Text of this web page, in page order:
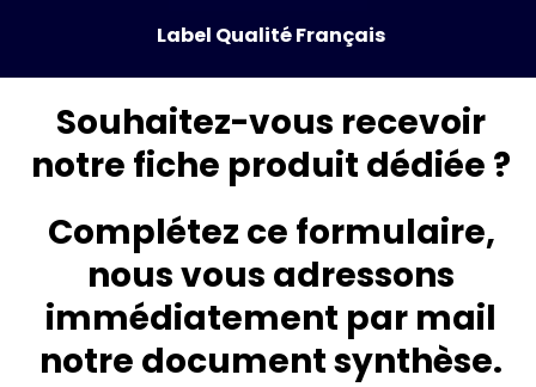
Label Qualité Français
Souhaitez-vous recevoir
notre fiche produit dédiée ?
Complétez ce formulaire,
nous vous adressons
immédiatement par mail
notre document synthèse.